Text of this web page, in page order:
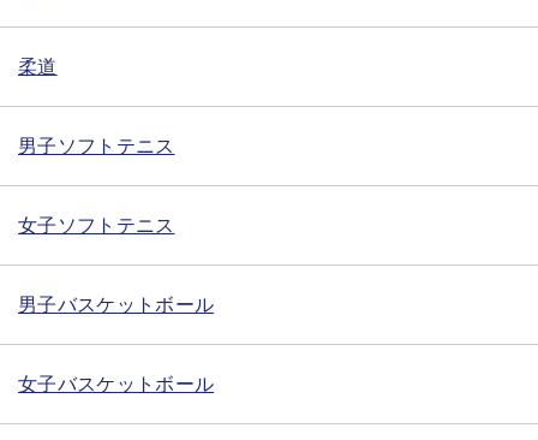
柔道
男子ソフトテニス
女子ソフトテニス
男子バスケットボール
女子バスケットボール